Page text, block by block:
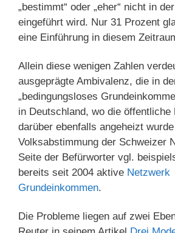
„bestimmt“ oder „eher“ nicht in
eingeführt wird. Nur 31 Prozent
eine Einführung in diesem
Allein diese wenigen Zahlen
ausgeprägte Ambivalenz, die in
„bedingungsloses
in Deutschland, wo die öffentliche
darüber ebenfalls angeheizt
Volksabstimmung der Schweizer
Seite der Befürworter vgl.
bereits seit 2004 aktive Netzwerk
Grundeinkommen.
Die Probleme liegen auf zwei